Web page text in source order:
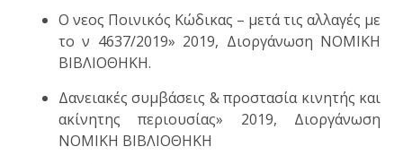
Ο νεος Ποινικός Κώδικας – μετά τις αλλαγές με
το ν 4637/2019» 2019, Διοργάνωση ΝΟΜΙΚΗ
ΒΙΒΛΙΟΘΗΚΗ.
Δανειακές συμβάσεις & προστασία κινητής και
ακίνητης περιουσίας» 2019, Διοργάνωση
ΝΟΜΙΚΗ ΒΙΒΛΙΟΘΗΚΗ